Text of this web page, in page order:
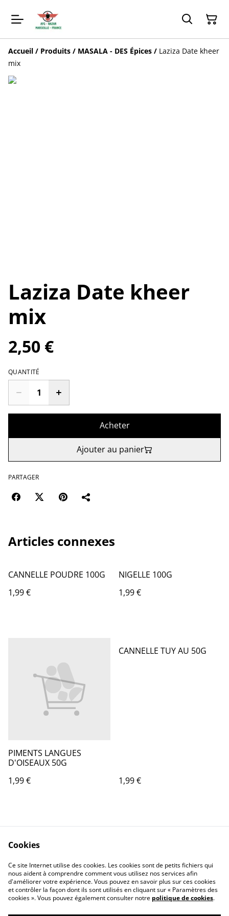
Accueil / Produits / MASALA - DES Épices / Laziza Date kheer
mix
Laziza Date kheer
mix
2,50 €
QUANTITÉ
Acheter
Ajouter au panier
PARTAGER
Articles connexes
CANNELLE POUDRE 100G
1,99 €
NIGELLE 100G
1,99 €
PIMENTS LANGUES
D'OISEAUX 50G
1,99 €
CANNELLE TUY AU 50G
1,99 €
Contactez-nous
Conditions
Politique de
confidentialité
Politique de cookies
Cookies
Ce site Internet utilise des cookies. Les cookies sont de petits fichiers qui
nous aident à comprendre comment vous utilisez nos services afin
d'améliorer votre expérience. Vous pouvez en savoir plus sur ces cookies
et contrôler la façon dont ils sont utilisés en cliquant sur « Paramètres des
cookies ». Vous pouvez également consulter notre politique de cookies.